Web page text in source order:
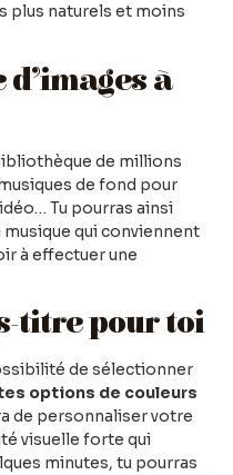
plus naturels et moins
à
de millions
de fond pour
Tu pourras ainsi
qui conviennent
à effectuer une
titre pour toi
de sélectionner
options de couleurs
de personnaliser votre
visuelle forte qui
minutes, tu pourras